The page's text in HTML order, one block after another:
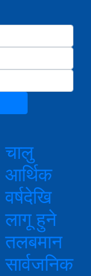
चालु
आर्थिक
वर्षदेखि
लागू हुने
तलबमान
सार्वजनिक